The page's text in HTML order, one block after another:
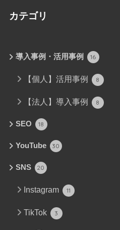
カテゴリ
導入事例・活用事例 16
【個人】活用事例 8
【法人】導入事例 8
SEO 18
YouTube 30
SNS 20
Instagram 11
TikTok 3